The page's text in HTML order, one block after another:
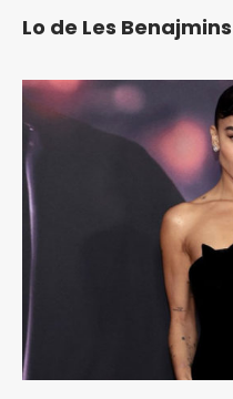
Lo de Les Benajmins